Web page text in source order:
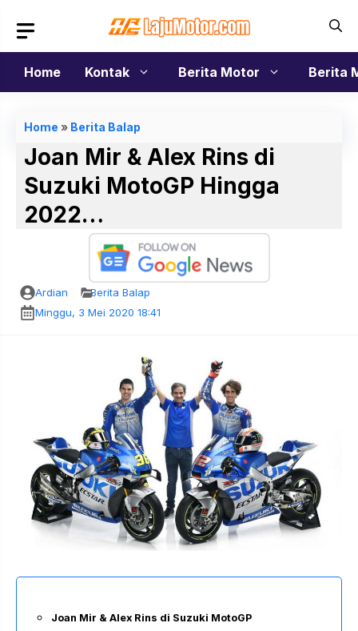
isi
Home
Kontak Berita Motor Berita
Home » Berita Balap
Joan Mir & Alex Rins di
Suzuki MotoGP Hingga
2022…
Ardian
Berita Balap
Minggu, 3 Mei 2020 18:41
Joan Mir & Alex Rins di Suzuki MotoGP